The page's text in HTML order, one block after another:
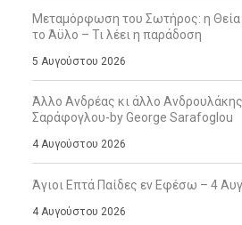
Μεταμόρφωση του Σωτήρος: η Θεία
το Άϋλο – Τι λέει η παράδοση
5 Αυγούστου 2026
Άλλο Ανδρέας κι άλλο
Σαράφογλου-by George Sarafoglou
4 Αυγούστου 2026
Άγιοι Επτά Παίδες εν Εφέσω – 4
4 Αυγούστου 2026